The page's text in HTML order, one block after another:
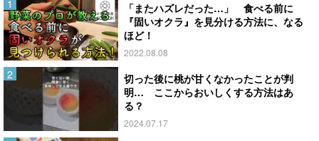
「またハズレだった…」 食べる前に
『固いオクラ』を見分ける方法に、なる
ほど！
2022.08.08
切った後に桃が甘くなかったことが判
明… ここからおいしくする方法はあ
る？
2024.07.17